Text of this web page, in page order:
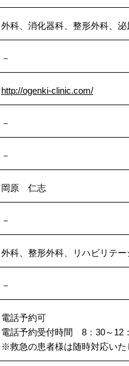
外科、消化器科、整形外科、
－
http://ogenki-clinic.com/
－
－
岡原 仁志
－
外科、整形外科、リハビリテ
－
電話予約可
電話予約受付時間 8：30～12
※救急の患者様は随時対応いた